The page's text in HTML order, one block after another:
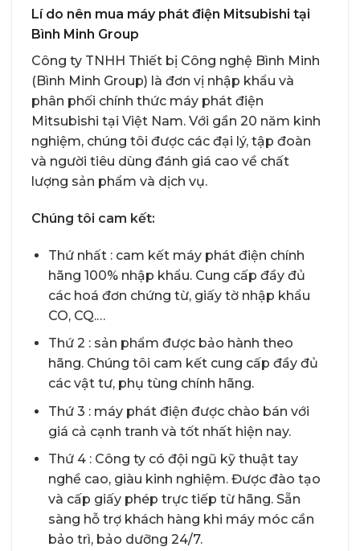
Lí do nên mua máy phát điện Mitsubishi tại
Bình Minh Group
Công ty TNHH Thiết bị Công nghệ Bình Minh
(Bình Minh Group) là đơn vị nhập khẩu và
phân phối chính thức máy phát điện
Mitsubishi tại Việt Nam. Với gần 20 năm kinh
nghiệm, chúng tôi được các đại lý, tập đoàn
và người tiêu dùng đánh giá cao về chất
lượng sản phẩm và dịch vụ.
Chúng tôi cam kết:
Thứ nhất : cam kết máy phát điện chính
hãng 100% nhập khẩu. Cung cấp đầy đủ
các hoá đơn chứng từ, giấy tờ nhập khẩu
CO, CQ.…
Thứ 2 : sản phẩm được bảo hành theo
hãng. Chúng tôi cam kết cung cấp đầy đủ
các vật tư, phụ tùng chính hãng.
Thứ 3 : máy phát điện được chào bán với
giá cả cạnh tranh và tốt nhất hiện nay.
Thứ 4 : Công ty có đội ngũ kỹ thuật tay
nghề cao, giàu kinh nghiệm. Được đào tạo
và cấp giấy phép trực tiếp từ hãng. Sẵn
sàng hỗ trợ khách hàng khi máy móc cần
bảo trì, bảo dưỡng 24/7.